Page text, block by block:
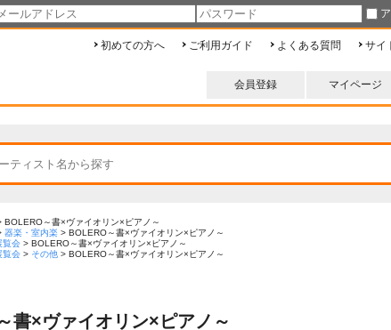
初めての方へ ご利用ガイド よくある質問 サイ
会員登録 マイページ
BOLERO～書×ヴァイオリン×ピアノ～
器楽・室内楽 > BOLERO～書×ヴァイオリン×ピアノ～
覧会 > BOLERO～書×ヴァイオリン×ピアノ～
覧会 > その他 > BOLERO～書×ヴァイオリン×ピアノ～
書×ヴァイオリン×ピアノ～